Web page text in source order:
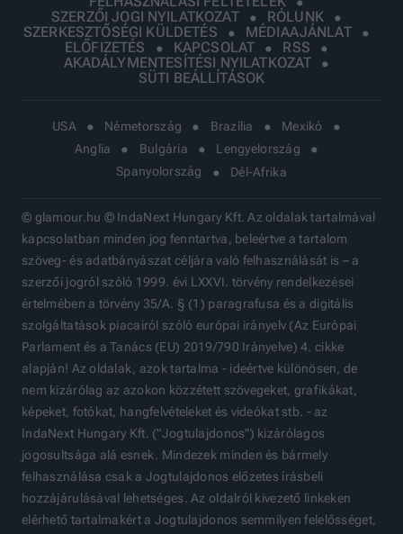
SZERZŐI JOGI NYILATKOZAT
RÓLUNK
SZERKESZTŐSÉGI KÜLDETÉS
MÉDIAAJÁNLAT
ELŐFIZETÉS
KAPCSOLAT
RSS
AKADÁLYMENTESÍTÉSI NYILATKOZAT
SÜTI BEÁLLÍTÁSOK
USA Németország Brazília
Mexikó
Anglia
Bulgária
Lengyelország
Spanyolország
Dél-Afrika
© glamour.hu © IndaNext Hungary Kft. Az oldalak tartalmával
kapcsolatban minden jog fenntartva, beleértve a tartalom
szöveg- és adatbányászat céljára való felhasználását is – a
szerzői jogról szóló 1999. évi LXXVI. törvény rendelkezései
értelmében a törvény 35/A. § (1) paragrafusa és a digitális
szolgáltatások piacairól szóló európai irányelv (Az Európai
Parlament és a Tanács (EU) 2019/790 Irányelve) 4. cikke
alapján! Az oldalak, azok tartalma - ideértve különösen, de
nem kizárólag az azokon közzétett szövegeket, grafikákat,
képeket, fotókat, hangfelvételeket és videókat stb. - az
IndaNext Hungary Kft. ("Jogtulajdonos") kizárólagos
jogosultsága alá esnek. Mindezek minden és bármely
felhasználása csak a Jogtulajdonos előzetes írásbeli
hozzájárulásával lehetséges. Az oldalról kivezető linkeken
elérhető tartalmakért a Jogtulajdonos semmilyen felelősséget,